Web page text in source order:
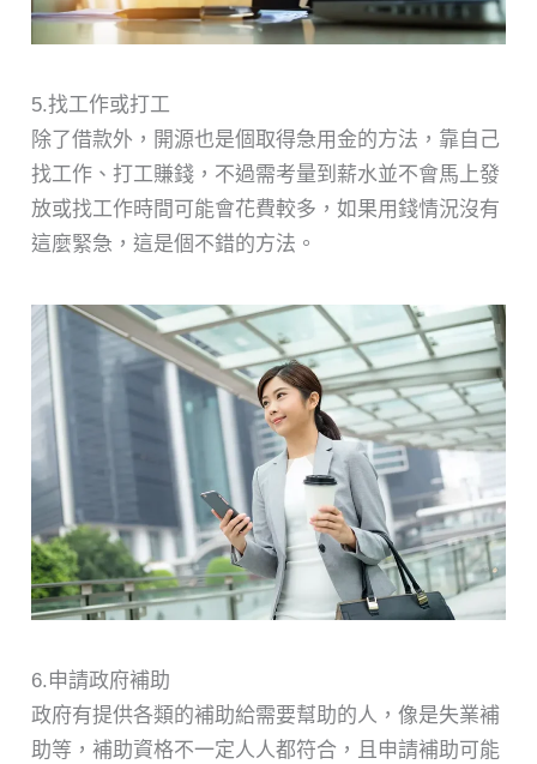
5.找工作或打工
除了借款外，開源也是個取得急用金的方法，靠自己
找工作、打工賺錢，不過需考量到薪水並不會馬上發
放或找工作時間可能會花費較多，如果用錢情況沒有
這麼緊急，這是個不錯的方法。
6.申請政府補助
政府有提供各類的補助給需要幫助的人，像是失業補
助等，補助資格不一定人人都符合，且申請補助可能